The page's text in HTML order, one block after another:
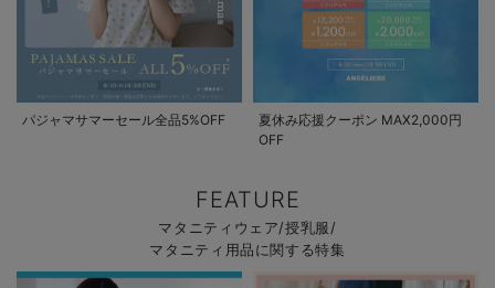
パジャマサマーセール全品5%OFF
夏休み応援クーポン MAX2,000円
OFF
FEATURE
マタニティウェア/授乳服/
マタニティ用品に関する特集